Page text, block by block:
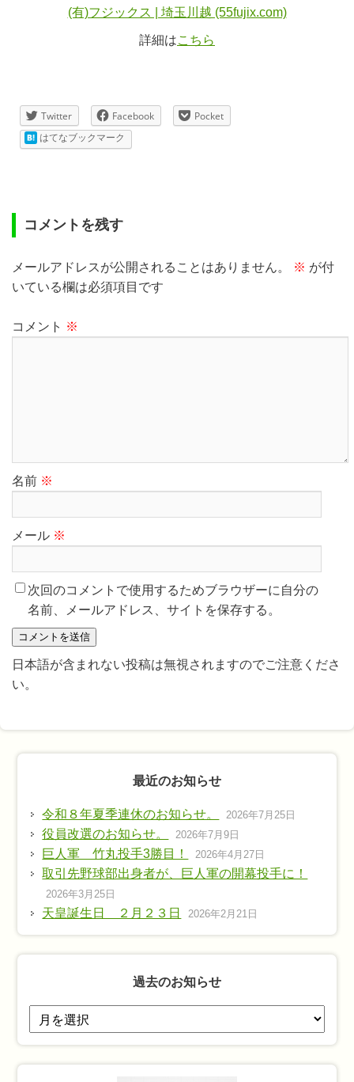
(有)フジックス | 埼玉川越 (55fujix.com)
詳細はこちら
Twitter Facebook
Pocket
はてなブックマーク
コメントを残す
メールアドレスが公開されることはありません。 ※ が付
いている欄は必須項目です
コメント ※
名前 ※
メール ※
次回のコメントで使用するためブラウザーに自分の
名前、メールアドレス、サイトを保存する。
日本語が含まれない投稿は無視されますのでご注意くださ
い。
最近のお知らせ
令和８年夏季連休のお知らせ。 2026年7月25日
役員改選のお知らせ。 2026年7月9日
巨人軍 竹丸投手3勝目！ 2026年4月27日
取引先野球部出身者が、巨人軍の開幕投手に！
2026年3月25日
天皇誕生日 ２月２３日 2026年2月21日
過去のお知らせ
去